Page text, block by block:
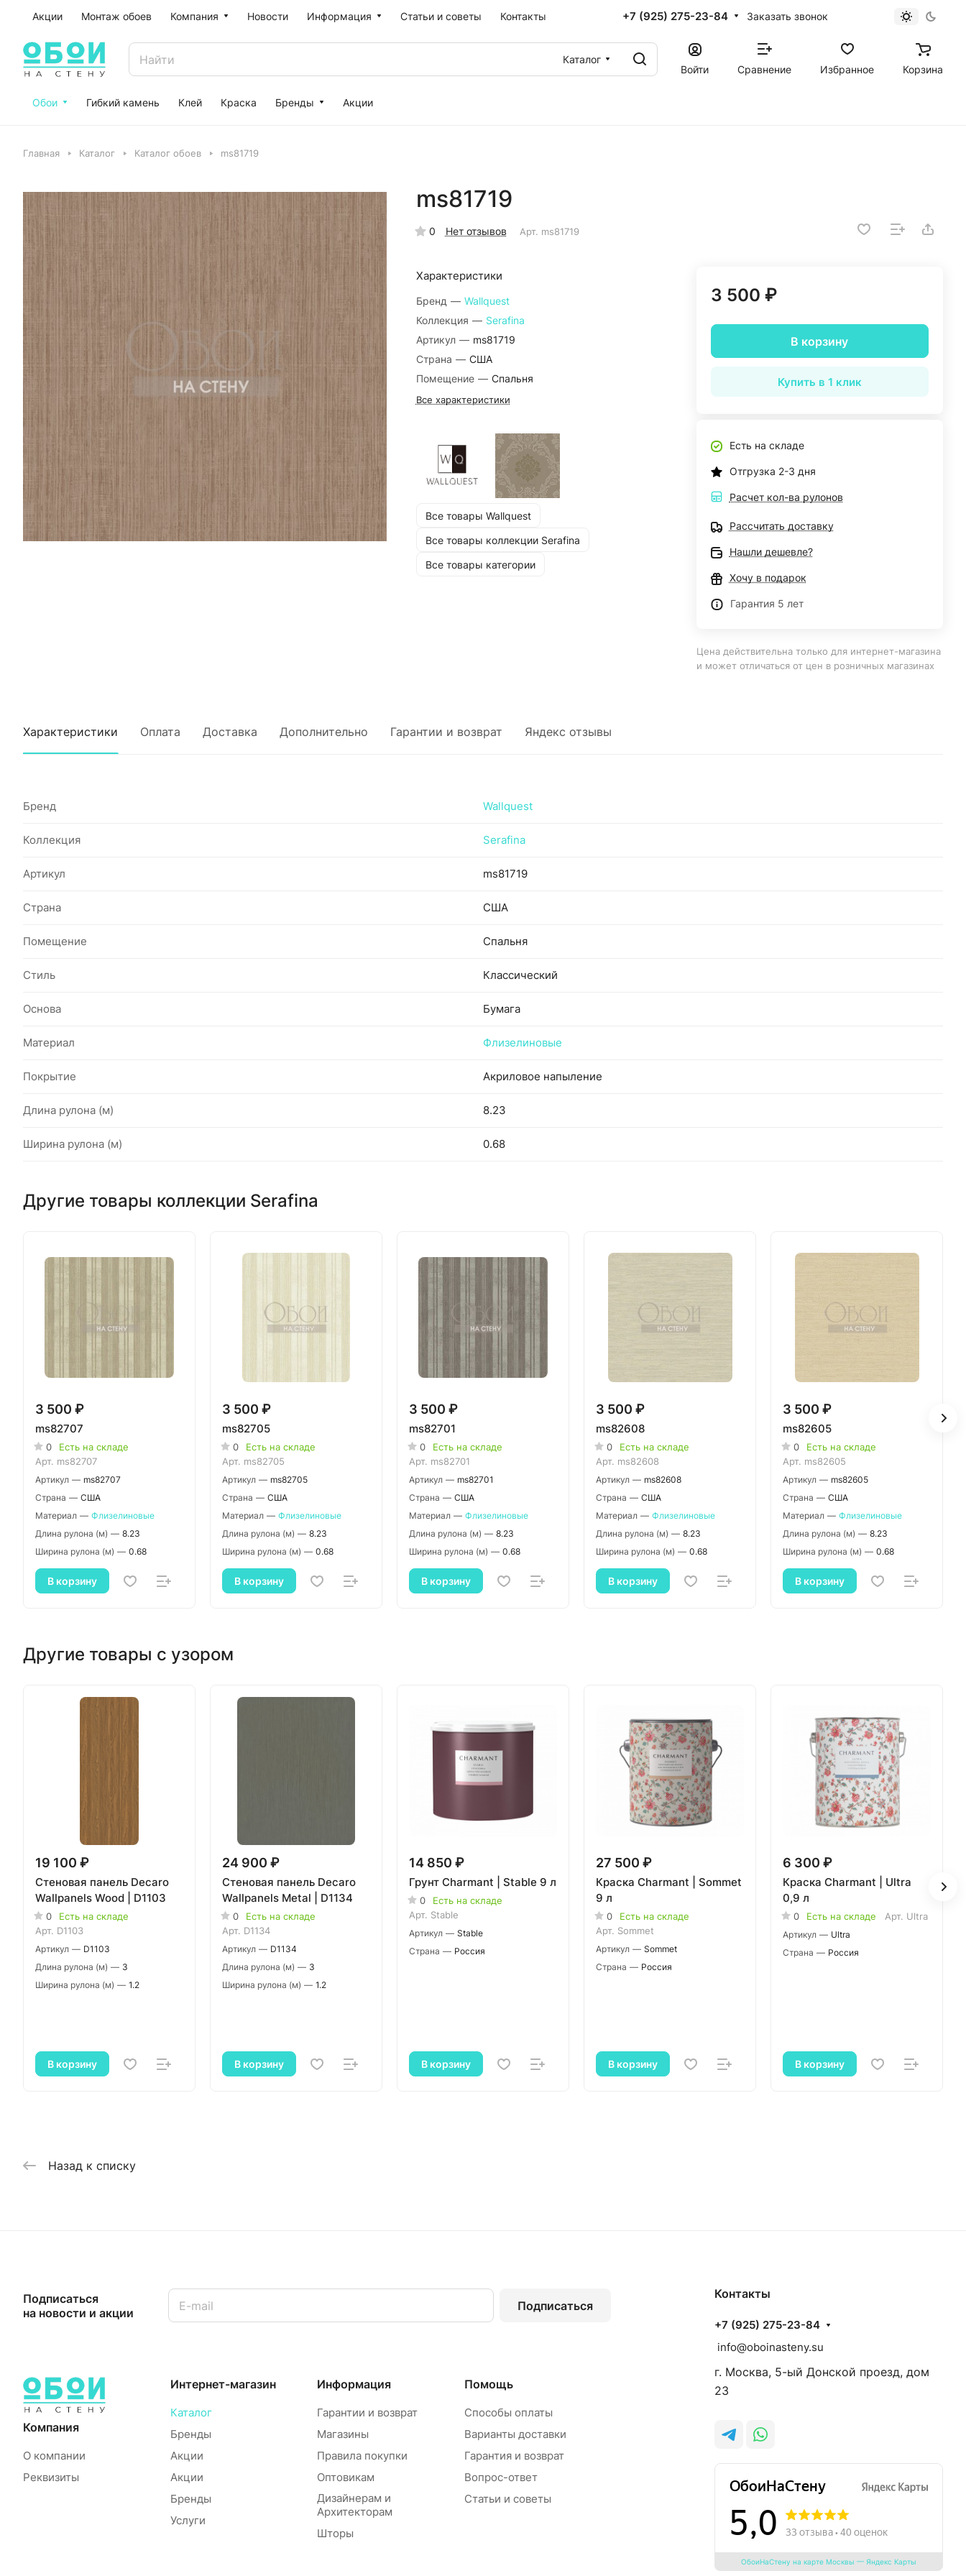
Акции Монтаж обоев Компания Новости Информация Статьи и советы Контакты +7 (925) 275-23-84 Заказать звонок
Каталог
Войти
Сравнение Избранное Корзина
Обои Гибкий камень Клей Краска Бренды Акции
Главная Каталог Каталог обоев ms81719
ms81719
0 Нет отзывов Арт. ms81719
Характеристики
Бренд — Wallquest
Коллекция — Serafina
Артикул — ms81719
Страна — США
Помещение — Спальня
Все характеристики
Все товары Wallquest
Все товары коллекции Serafina
Все товары категории
3 500 ₽
В корзину
Купить в 1 клик
Есть на складе
Отгрузка 2-3 дня
Расчет кол-ва рулонов
Рассчитать доставку
Нашли дешевле?
Хочу в подарок
Гарантия 5 лет
Цена действительна только для интернет-магазина
и может отличаться от цен в розничных магазинах
Характеристики Оплата Доставка Дополнительно Гарантии и возврат Яндекс отзывы
Бренд Wallquest
Коллекция Serafina
Артикул ms81719
Страна США
Помещение Спальня
Стиль Классический
Основа Бумага
Материал Флизелиновые
Покрытие Акриловое напыление
Длина рулона (м) 8.23
Ширина рулона (м) 0.68
Другие товары коллекции Serafina
3 500 ₽
ms82707
0
Есть на складе
Арт. ms82707
Артикул — ms82707
Страна — США
Материал — Флизелиновые
Длина рулона (м) — 8.23
Ширина рулона (м) — 0.68
В корзину
3 500 ₽
ms82705
0
Есть на складе
Арт. ms82705
Артикул — ms82705
Страна — США
Материал — Флизелиновые
Длина рулона (м) — 8.23
Ширина рулона (м) — 0.68
В корзину
3 500 ₽
ms82701
0
Есть на складе
Арт. ms82701
Артикул — ms82701
Страна — США
Материал — Флизелиновые
Длина рулона (м) — 8.23
Ширина рулона (м) — 0.68
В корзину
3 500 ₽
ms82608
0
Есть на складе
Арт. ms82608
Артикул — ms82608
Страна — США
Материал — Флизелиновые
Длина рулона (м) — 8.23
Ширина рулона (м) — 0.68
В корзину
3 500 ₽
ms82605
0
Есть на складе
Арт. ms82605
Артикул — ms82605
Страна — США
Материал — Флизелиновые
Длина рулона (м) — 8.23
Ширина рулона (м) — 0.68
В корзину
Другие товары с узором
19 100 ₽
Стеновая панель Decaro
Wallpanels Wood | D1103
0
Есть на складе
Арт. D1103
Артикул — D1103
Длина рулона (м) — 3
Ширина рулона (м) — 1.2
В корзину
24 900 ₽
Стеновая панель Decaro
Wallpanels Metal | D1134
0
Есть на складе
Арт. D1134
Артикул — D1134
Длина рулона (м) — 3
Ширина рулона (м) — 1.2
В корзину
14 850 ₽
Грунт Charmant | Stable 9 л
0
Есть на складе
Арт. Stable
Артикул — Stable
Страна — Россия
В корзину
27 500 ₽
Краска Charmant | Sommet
9 л
0
Есть на складе
Арт. Sommet
Артикул — Sommet
Страна — Россия
В корзину
6 300 ₽
Краска Charmant | Ultra
0,9 л
0 Есть на складе Арт. Ultra
Артикул — Ultra
Страна — Россия
В корзину
Назад к списку
Подписаться
на новости и акции
Подписаться
Компания
О компании
Реквизиты
Интернет-магазин
Каталог
Бренды
Акции
Акции
Бренды
Услуги
Информация
Гарантии и возврат
Магазины
Правила покупки
Оптовикам
Дизайнерам и
Архитекторам
Шторы
Помощь
Способы оплаты
Варианты доставки
Гарантия и возврат
Вопрос-ответ
Статьи и советы
Контакты
+7 (925) 275-23-84
info@oboinasteny.su
г. Москва, 5-ый Донской проезд, дом
23
ОбоиНаСтену на карте Москвы — Яндекс Карты